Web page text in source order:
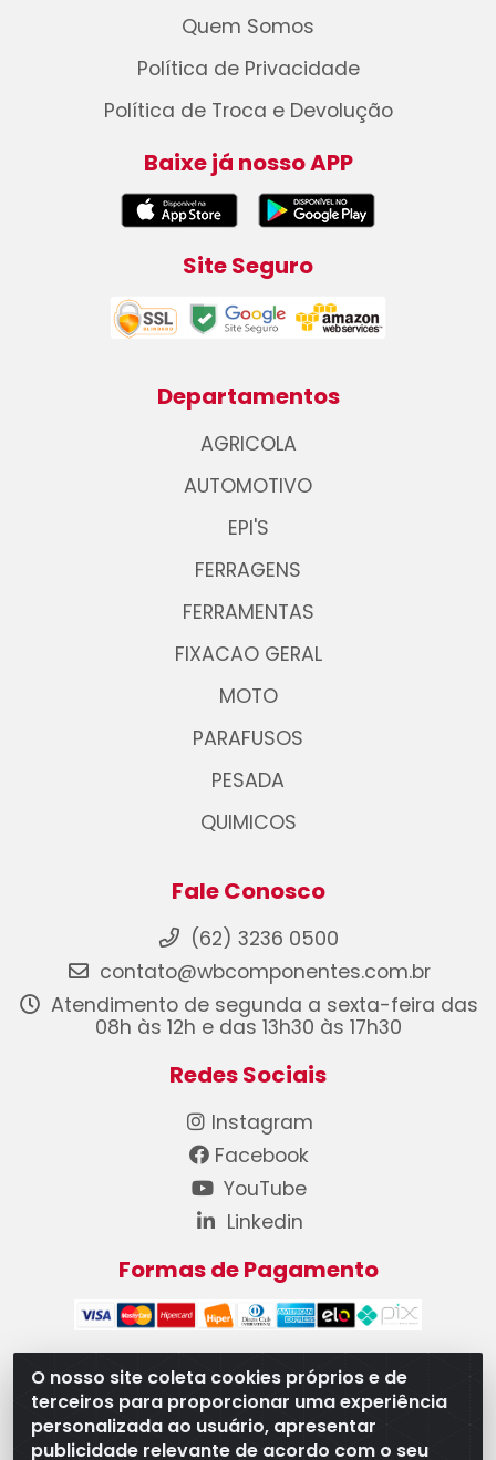
O nosso site coleta cookies próprios e de
terceiros para proporcionar uma experiência
personalizada ao usuário, apresentar
publicidade relevante de acordo com o seu
Quem Somos
Política de Privacidade
Política de Troca e Devolução
Baixe já nosso APP
Site Seguro
Departamentos
AGRICOLA
AUTOMOTIVO
EPI'S
FERRAGENS
FERRAMENTAS
FIXACAO GERAL
MOTO
PARAFUSOS
PESADA
QUIMICOS
Fale Conosco
(62) 3236 0500
contato@wbcomponentes.com.br
Atendimento de segunda a sexta-feira das
08h às 12h e das 13h30 às 17h30
Redes Sociais
Instagram
Facebook
YouTube
Linkedin
Formas de Pagamento
WB Componentes Automotivos LTDA - CNPJ
08.528.393/0001-12 - Rua do Níquel, 667 - Parque
Oeste Industrial, Goiânia/GO - CEP 74375-660